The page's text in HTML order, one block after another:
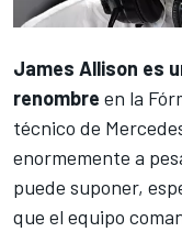
James Allison es
renombre en la
técnico de
enormemente a
puede suponer,
que el equipo